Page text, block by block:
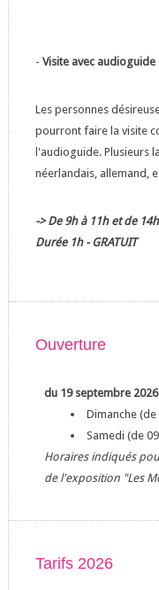
- Visite avec
Les personnes
pourront faire la visite
l'audioguide. Plusieurs
néerlandais, allemand,
-> De 9h à 11h et de
Durée 1h - GRATUIT
Ouverture
du 19 septembre
Dimanche (de
Samedi (de
Horaires indiqués
de l'exposition "Les
Tarifs 2026